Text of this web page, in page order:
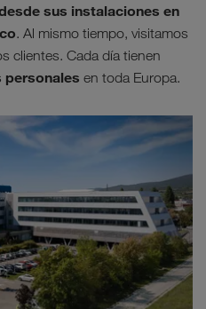
sus instalaciones en
. Al mismo tiempo, visitamos
clientes. Cada día tienen
personales en toda Europa.